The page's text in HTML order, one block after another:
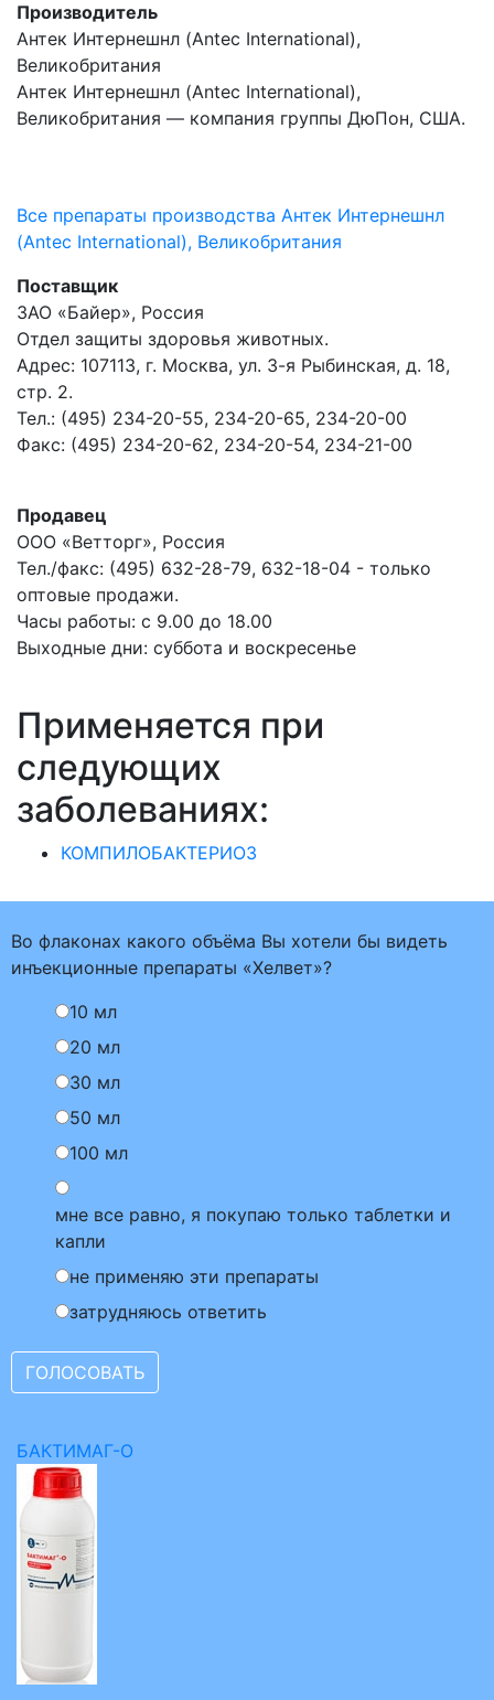
Производитель
Антек Интернешнл (Antec International),
Великобритания
Антек Интернешнл (Antec International),
Великобритания — компания группы ДюПон, США.
Все препараты производства Антек Интернешнл
(Antec International), Великобритания
Поставщик
ЗАО «Байер», Россия
Отдел защиты здоровья животных.
Адрес: 107113, г. Москва, ул. 3-я Рыбинская, д. 18,
стр. 2.
Тел.: (495) 234-20-55, 234-20-65, 234-20-00
Факс: (495) 234-20-62, 234-20-54, 234-21-00
Продавец
ООО «Ветторг», Россия
Тел./факс: (495) 632-28-79, 632-18-04 - только
оптовые продажи.
Часы работы: с 9.00 до 18.00
Выходные дни: суббота и воскресенье
Применяется при
следующих
заболеваниях:
КОМПИЛОБАКТЕРИОЗ
Во флаконах какого объёма Вы хотели бы видеть
инъекционные препараты «Хелвет»?
10 мл
20 мл
30 мл
50 мл
100 мл
мне все равно, я покупаю только таблетки и
капли
не применяю эти препараты
затрудняюсь ответить
БАКТИМАГ-О